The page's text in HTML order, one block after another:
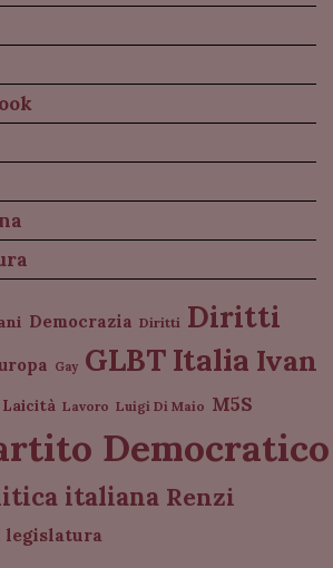
Democrazia Diritti Diritti
Gay GLBT Italia Ivan
Laicità Lavoro Luigi Di Maio M5S
Democratico
italiana Renzi
legislatura